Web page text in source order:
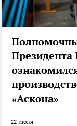
«Аскона»
22 июля